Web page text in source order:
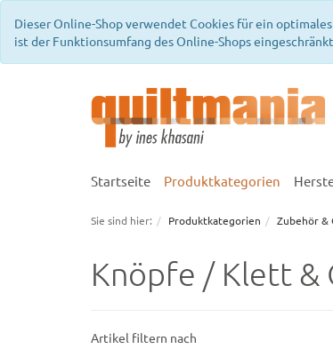
Dieser Online-Shop verwendet Cookies für ein
ist der Funktionsumfang des Online-Shops
Startseite Produktkategorien
Sie sind hier: Produktkategorien Zubehör &
Knöpfe / Klett &
Artikel filtern nach